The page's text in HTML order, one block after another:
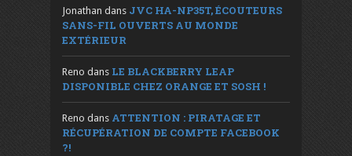
Jonathan dans JVC HA-NP35T, ÉCOUTEURS
SANS-FIL OUVERTS AU MONDE
EXTÉRIEUR
Reno dans LE BLACKBERRY LEAP
DISPONIBLE CHEZ ORANGE ET SOSH !
Reno dans ATTENTION : PIRATAGE ET
RÉCUPÉRATION DE COMPTE FACEBOOK
?!